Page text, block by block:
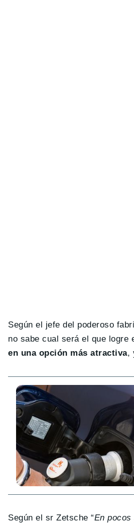
Según el jefe del poderoso
no sabe cual será el que logre
en una opción más atractiva,
Según el sr Zetsche “En